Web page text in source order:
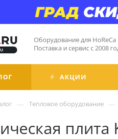
Оборудование для HoReCa
Поставка и сервис с 2008
АКЦИИ
— Тепловое оборудование —
плита